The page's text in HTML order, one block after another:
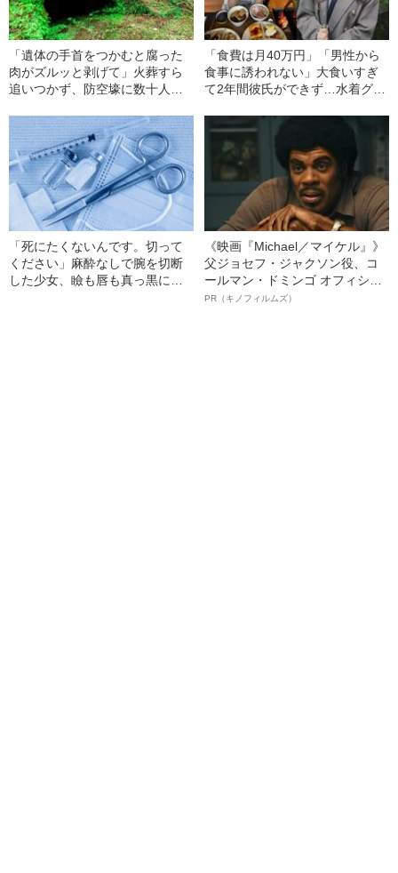
「遺体の手首をつかむと腐った
肉がズルッと剥げて」火葬すら
追いつかず、防空壕に数十人
た少年兵が明かした“過酷すぎる
任務”とは
「食費は月40万円」「男性から
食事に誘われない」大食いすぎ
て2年間彼氏ができず…水着グラ
女子（24）が語る、驚愕の食生
「死にたくないんです。切って
ください」麻酔なしで腕を切断
した少女、瞼も唇も真っ黒に腫
《映画『Michael／マイケル』》
父ジョセフ・ジャクソン役、コ
ールマン・ドミンゴ オフィシャ
ルインタビュー“観客を魅了した
PR（キノフィルムズ）